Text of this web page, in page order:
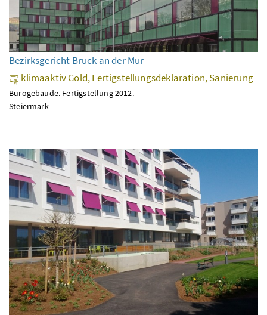
Bezirksgericht Bruck an der Mur
klimaaktiv Gold, Fertigstellungsdeklaration, Sanierung
Bürogebäude. Fertigstellung 2012.
Steiermark